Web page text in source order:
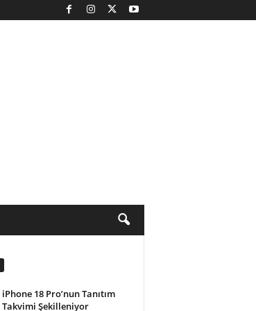
iPhone 18 Pro’nun Tanıtım
Takvimi Şekilleniyor